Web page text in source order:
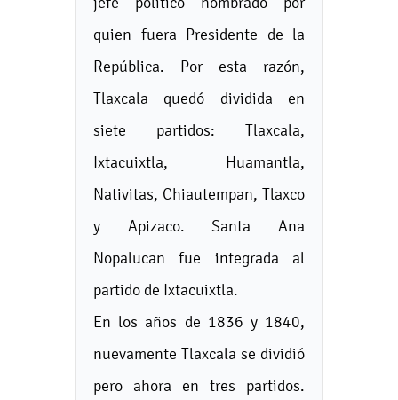
quien fuera Presidente de la
República. Por esta razón,
Tlaxcala quedó dividida en
siete partidos: Tlaxcala,
Ixtacuixtla, Huamantla,
Nativitas, Chiautempan, Tlaxco
y Apizaco. Santa Ana
Nopalucan fue integrada al
partido de Ixtacuixtla.
En los años de 1836 y 1840,
nuevamente Tlaxcala se dividió
pero ahora en tres partidos.